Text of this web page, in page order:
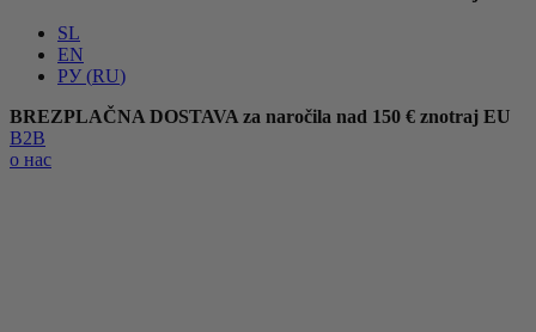
SL
EN
РУ (RU)
BREZPLAČNA DOSTAVA za naročila nad 150 € znotraj EU
B2B
о нас